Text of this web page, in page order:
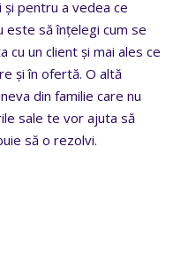
pentru a vedea ce
este să înțelegi cum se
cu un client și mai ales ce
și în ofertă. O altă
din familie care nu
sale te vor ajuta să
să o rezolvi.